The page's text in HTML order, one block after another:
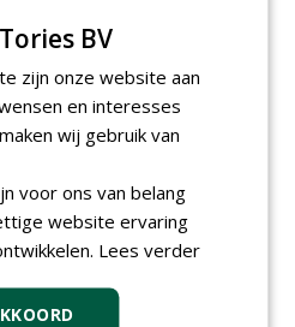
over
en Heem in
12 augustus 2026
met aanbod
ruim 100 kwekers
24 augustus 2026
27 augustus 2026
in moderne tuinen
26 augustus 2026
BV
zijn onze website aan
en interesses
wij gebruik van
voor ons van belang
website ervaring
Lees verder